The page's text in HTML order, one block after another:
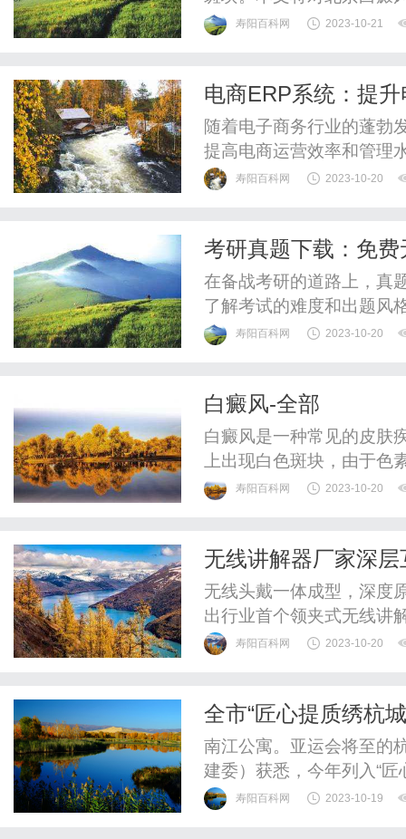
风是一种由于黑色素细胞
可能是北京白癜风的诱因
寿阳百科网 2023-10-21
电商ERP系统：提
随着电子商务行业的蓬勃
提高电商运营效率和管理
系统以其强大的功能和灵
管理、客户管理等，为企
寿阳百科网 2023-10-20
考研真题下载：免
在备战考研的道路上，真
了解考试的难度和出题风
技巧。然而，很多考生在
网站是“真题下载网”。这
寿阳百科网 2023-10-20
白癜风-全部
白癜风是一种常见的皮肤
上出现白色斑块，由于
体造成生命威胁，但它会
皮肤上的白色斑块，而这
寿阳百科网 2023-10-20
无线讲解器厂家深
解器
无线头戴一体成型，深
出行业首个领夹式无线讲
互联再次重磅出击，行业
原音讲解呈现。
寿阳百科网 2023-10-20
全市“匠心提质绣杭
全面完成
南江公寓。亚运会将至的
建委）获悉，今年列入“匠
寿阳百科网 2023-10-19